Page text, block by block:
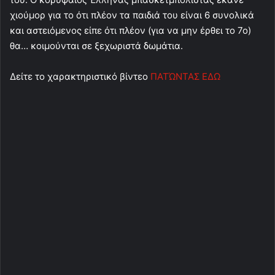
χιούμορ για το ότι πλέον τα παιδιά του είναι 6 συνολικά
και αστειόμενος είπε ότι πλέον (για να μην έρθει το 7ο)
θα… κοιμούνται σε ξεχωριστά δωμάτια.
Δείτε το χαρακτηριστικό βίντεο ΠΑΤΏΝΤΑΣ ΕΔΩ